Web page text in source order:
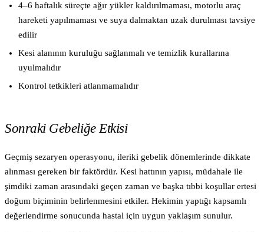
4–6 haftalık süreçte ağır yükler kaldırılmaması, motorlu araç
hareketi yapılmaması ve suya dalmaktan uzak durulması tavsiye
edilir
Kesi alanının kuruluğu sağlanmalı ve temizlik kurallarına
uyulmalıdır
Kontrol tetkikleri atlanmamalıdır
Sonraki Gebeliğe Etkisi
Geçmiş sezaryen operasyonu, ileriki gebelik dönemlerinde dikkate
alınması gereken bir faktördür. Kesi hattının yapısı, müdahale ile
şimdiki zaman arasındaki geçen zaman ve başka tıbbi koşullar ertesi
doğum biçiminin belirlenmesini etkiler. Hekimin yaptığı kapsamlı
değerlendirme sonucunda hastal için uygun yaklaşım sunulur.